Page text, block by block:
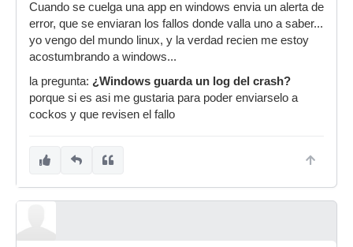
Cuando se cuelga una app en windows envia un alerta de
error, que se enviaran los fallos donde valla uno a saber...
yo vengo del mundo linux, y la verdad recien me estoy
acostumbrando a windows...
la pregunta: ¿Windows guarda un log del crash?
porque si es asi me gustaria para poder enviarselo a
cockos y que revisen el fallo